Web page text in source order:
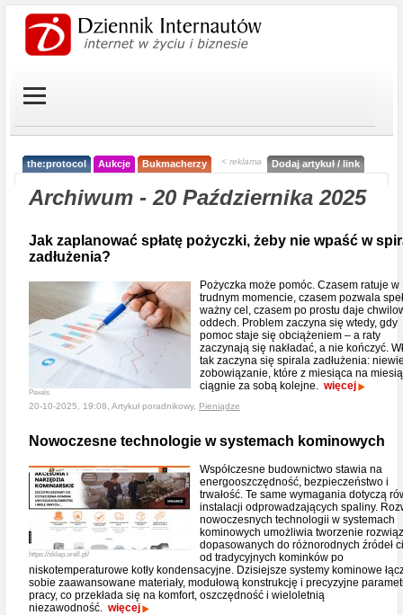
the:protocol Aukcje Bukmacherzy < reklama Dodaj artykuł / link
Archiwum - 20 Października 2025
Jak zaplanować spłatę pożyczki, żeby nie wpaść w
zadłużenia?
Pexels
Pożyczka może pomóc. Czasem ratuje w
trudnym momencie, czasem pozwala
ważny cel, czasem po prostu daje
oddech. Problem zaczyna się wtedy, gdy
pomoc staje się obciążeniem – a raty
zaczynają się nakładać, a nie kończyć.
tak zaczyna się spirala zadłużenia:
zobowiązanie, które z miesiąca na
ciągnie za sobą kolejne. więcej
20-10-2025, 19:08, Artykuł poradnikowy, Pieniądze
Nowoczesne technologie w systemach kominowych
https://sklep.orell.pl/
Współczesne budownictwo stawia na
energooszczędność, bezpieczeństwo i
trwałość. Te same wymagania dotyczą
instalacji odprowadzających spaliny.
nowoczesnych technologii w systemach
kominowych umożliwia tworzenie
dopasowanych do różnorodnych źródeł
od tradycyjnych kominków po
niskotemperaturowe kotły kondensacyjne. Dzisiejsze systemy kominowe
sobie zaawansowane materiały, modułową konstrukcję i precyzyjne
pracy, co przekłada się na komfort, oszczędność i wieloletnią
niezawodność. więcej